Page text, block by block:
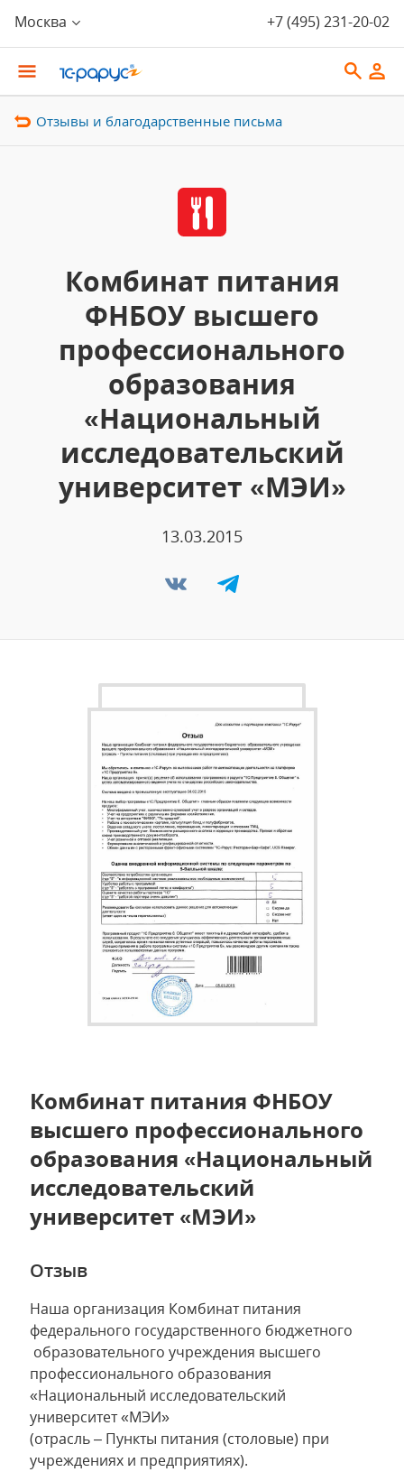
Москва +7 (495) 231-20-02
Отзывы и благодарственные письма
Комбинат питания
ФНБОУ высшего
профессионального
образования
«Национальный
исследовательский
университет «МЭИ»
13.03.2015
Комбинат питания ФНБОУ
высшего профессионального
образования «Национальный
исследовательский
университет «МЭИ»
Отзыв
Наша организация Комбинат питания
федерального государственного бюджетного
образовательного учреждения высшего
профессионального образования
«Национальный исследовательский
университет «МЭИ»
(отрасль – Пункты питания (столовые) при
учреждениях и предприятиях).